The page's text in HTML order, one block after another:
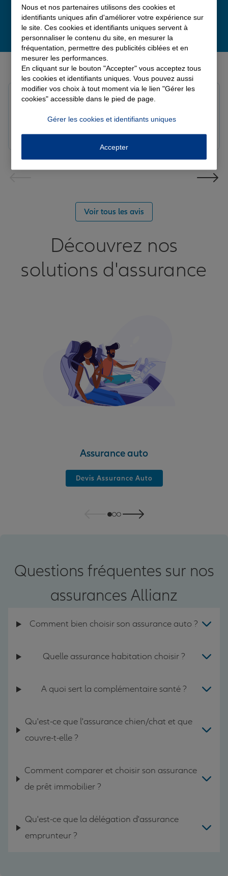
Derniers avis de nos agences Allianz
Yori A.
Voir tous les avis
Découvrez nos
solutions d'assurance
Assurance auto
Devis Assurance Auto
Questions fréquentes sur nos
assurances Allianz
Comment bien choisir son assurance auto ?
Quelle assurance habitation choisir ?
A quoi sert la complémentaire santé ?
Qu'est-ce que l'assurance chien/chat et que
couvre-t-elle ?
Comment comparer et choisir son assurance
de prêt immobilier ?
Qu'est-ce que la délégation d'assurance
emprunteur ?
Nous et nos partenaires utilisons des cookies et
identifiants uniques afin d'améliorer votre expérience sur
le site. Ces cookies et identifiants uniques servent à
personnaliser le contenu du site, en mesurer la
fréquentation, permettre des publicités ciblées et en
mesurer les performances.
En cliquant sur le bouton "Accepter" vous acceptez tous
les cookies et identifiants uniques. Vous pouvez aussi
modifier vos choix à tout moment via le lien "Gérer les
cookies" accessible dans le pied de page.
Gérer les cookies et identifiants uniques
Accepter